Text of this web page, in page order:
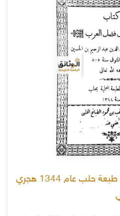
القرب في فضل العرب - طبعة حلب عام 1344 هجري